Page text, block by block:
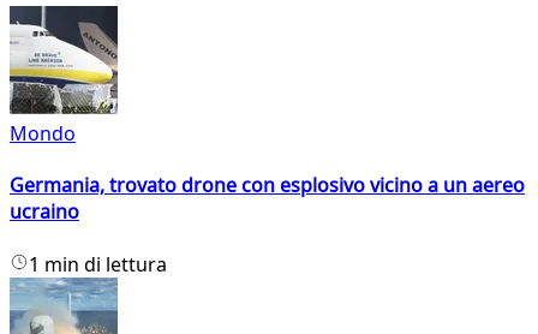
Mondo
Germania, trovato drone con esplosivo vicino a un aereo
ucraino
1 min di lettura